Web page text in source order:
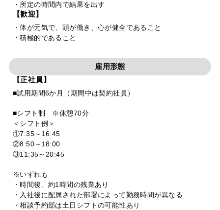
・所定の時間内で結果を出す
【歓迎】
・体が元気で、頭が働き、心が健全であること
・積極的であること
雇用形態
【正社員】
■試用期間6か月（期間中は契約社員）
■シフト制 ※休憩70分
＜シフト例＞
①7:35～16:45
②8:50～18:00
③11:35～20:45
※いずれも
・時間後、約1時間の残業あり
・入社後に配属された部署によって勤務時間が異なる
・相談予約部は土日シフトの可能性あり